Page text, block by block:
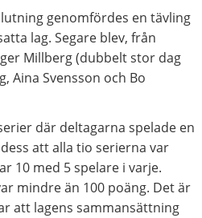
genomfördes en tävling
lag. Segare blev, från
Millberg (dubbelt stor dag
Aina Svensson och Bo
där deltagarna spelade en
att alla tio serierna var
10 med 5 spelare i varje.
mindre än 100 poäng. Det är
att lagens sammansättning